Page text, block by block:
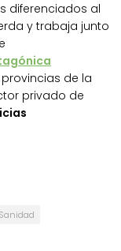
diferenciados al
y trabaja junto
de la
privado de
Sanidad